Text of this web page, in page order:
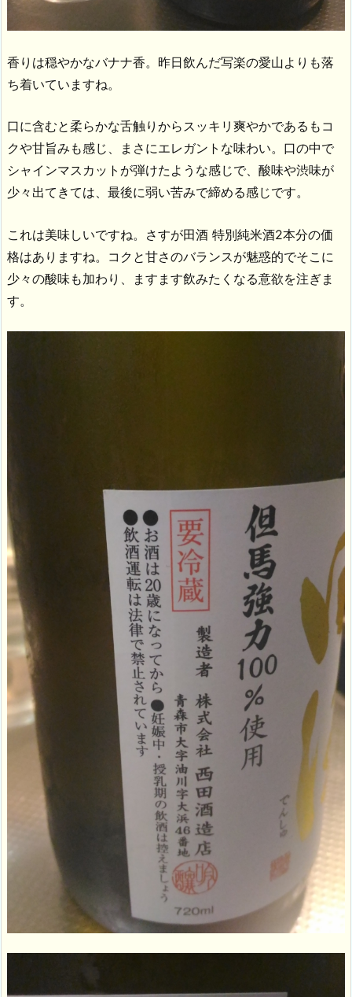
香りは穏やかなバナナ香。昨日飲んだ写楽の愛山よりも落
ち着いていますね。
口に含むと柔らかな舌触りからスッキリ爽やかであるもコ
クや甘旨みも感じ、まさにエレガントな味わい。口の中で
シャインマスカットが弾けたような感じで、酸味や渋味が
少々出てきては、最後に弱い苦みで締める感じです。
これは美味しいですね。さすが田酒 特別純米酒2本分の価
格はありますね。コクと甘さのバランスが魅惑的でそこに
少々の酸味も加わり、ますます飲みたくなる意欲を注ぎま
す。